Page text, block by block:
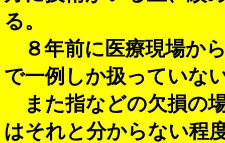
る。
８年前に医療現場か
で一例しか扱っていな
また指などの欠損の
はそれと分からない程